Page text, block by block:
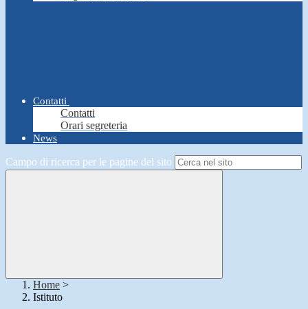
Contatti
Contatti
Orari segreteria
News
Campo di ricerca per le pagine del sito
Home >
Istituto